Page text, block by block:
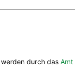
durch das Amt